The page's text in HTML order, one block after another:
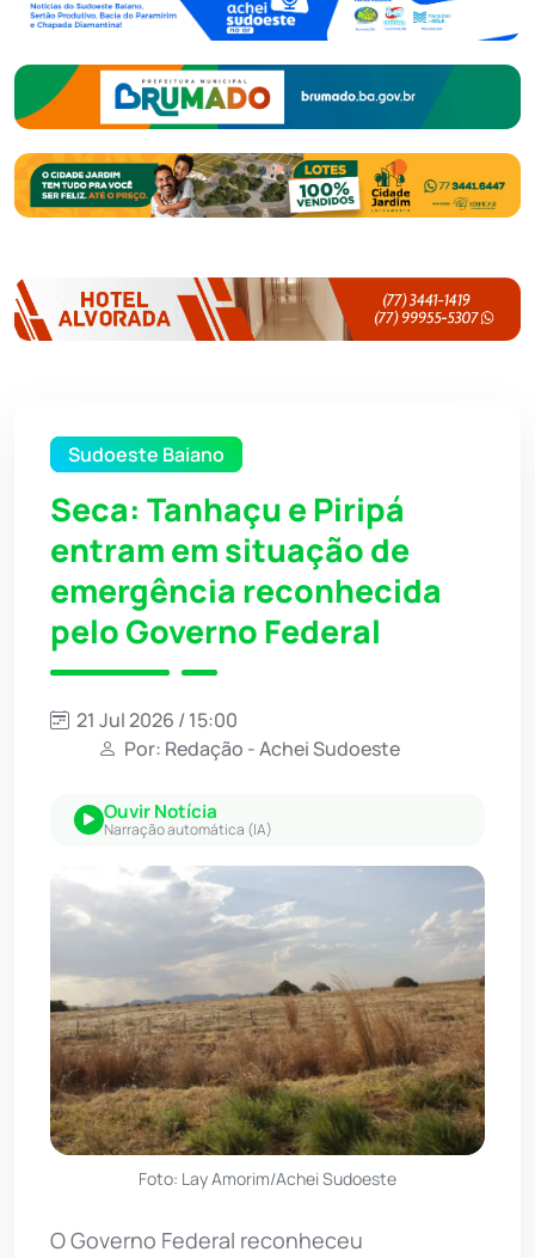
Sudoeste Baiano
Seca: Tanhaçu e Piripá
entram em situação de
emergência reconhecida
pelo Governo Federal
21 Jul 2026 / 15:00
Por: Redação - Achei Sudoeste
Ouvir Notícia
Narração automática (IA)
Foto: Lay Amorim/Achei Sudoeste
O Governo Federal reconheceu